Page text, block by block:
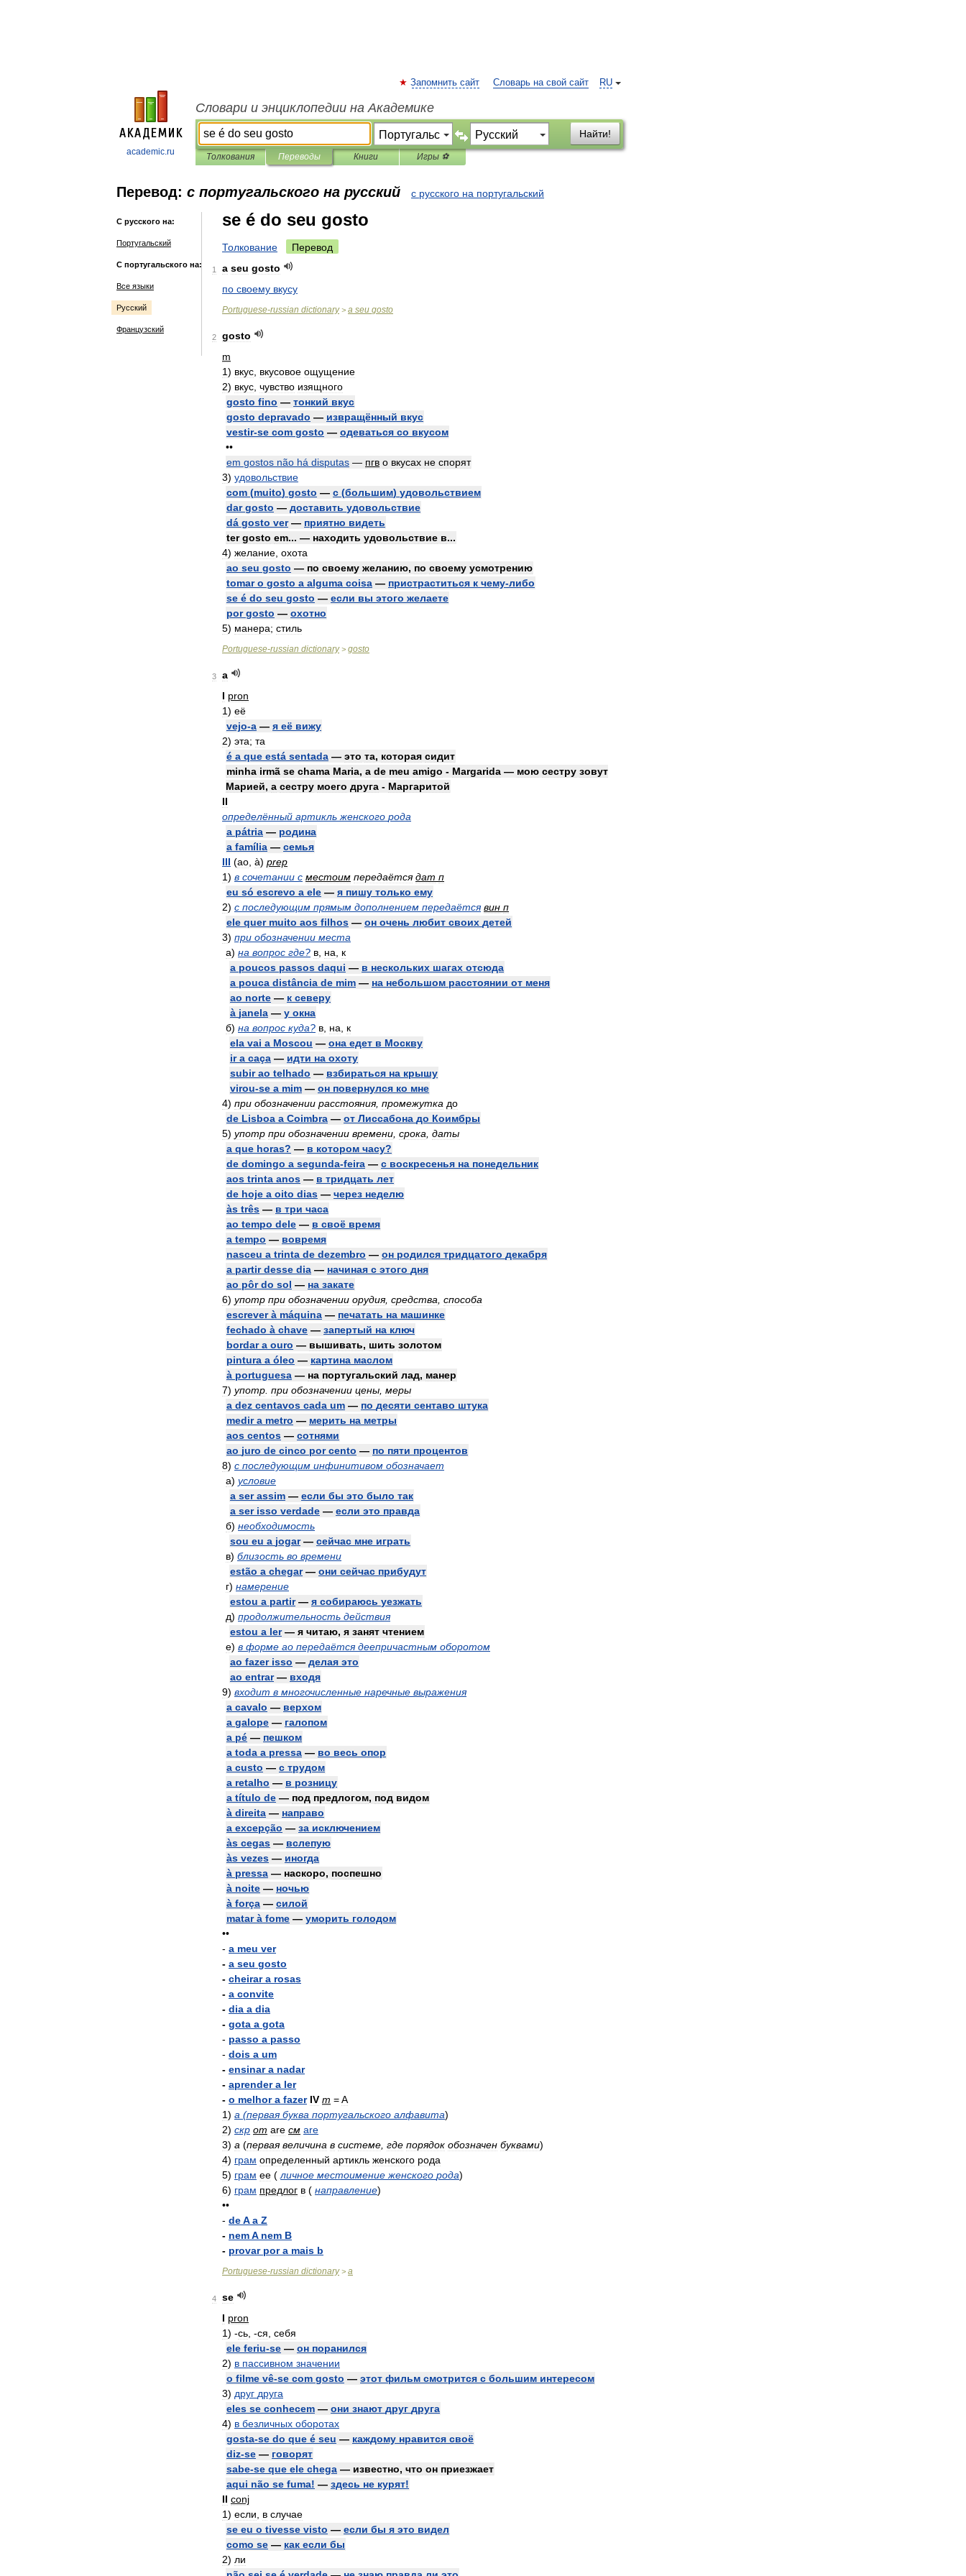
academic.ru
RU
Запомнить сайт Словарь на свой сайт
Словари и энциклопедии на Академике
Найти!
Толкования Переводы Книги Игры ⚽
Перевод: с португальского на русский с русского на португальский
С русского на:
Португальский
С португальского на:
Все языки
Русский
Французский
se é do seu gosto
Толкование Перевод
1 a seu gosto
по своему вкусу
Portuguese-russian dictionary> a seu gosto
2
gosto
m
1) вкус вкусовое ощущение
2) вкус чувство изящного
gosto fino — тонкий вкус
gosto depravado — извращённый вкус
vestir-se com gosto — одеваться со вкусом
••
em gostos não há disputas — пгв о вкусах не спорят
3) удовольствие
com (muito) gosto — с (большим) удовольствием
dar gosto — доставить удовольствие
dá gosto ver— приятно видеть
ter gosto em... — находить удовольствие в...
4) желание охота
ao seu gosto — по своему желанию, по своему усмотрению
tomar o gosto a alguma coisa — пристраститься к чему-либо
se é do seu gosto — если вы этого желаете
por gosto — охотно
5) манера; стиль
Portuguese-russian dictionary> gosto
3
a
I pron
1) её
vejo-a — я её вижу
2) эта; та
é a que está sentada — это та, которая сидит
minha irmã se chama Maria, a de meu amigo - Margarida — мою сестру зовут
Марией, а сестру моего друга - Маргаритой
II
определённый артикль женского рода
a pátria — родина
a família — семья
III (ao à) prep
1) в сочетании с местоим передаётся дат п
eu só escrevo a ele — я пишу только ему
2) с последующим прямым дополнением передаётся вин п
ele quer muito aos filhos — он очень любит своих детей
3) при обозначении места
а) на вопрос где? в на
к
a poucos passos daqui — в нескольких шагах отсюда
a pouca distância de mim — на небольшом расстоянии от меня
ao norte — к северу
à janela — у окна
б) на вопрос куда? в на
к
ela vai a Moscou — она едет в Москву
ir a caça — идти на охоту
subir ao telhado — взбираться на крышу
virou-se a mim — он повернулся ко мне
4) при обозначении расстояния, промежутка до
de Lisboa a Coimbra — от Лиссабона до Коимбры
5) употр при обозначении времени срока даты
a que horas? — в котором часу?
de domingo a segunda-feira — с воскресенья на понедельник
aos trinta anos — в тридцать лет
de hoje a oito dias — через неделю
às três — в три часа
ao tempo dele — в своё время
a tempo — вовремя
nasceu a trinta de dezembro — он родился тридцатого декабря
a partir desse dia — начиная с этого дня
ao pôr do sol — на закате
6) употр при обозначении орудия, средства способа
escrever à máquina — печатать на машинке
fechado à chave — запертый на ключ
bordar a ouro — вышивать, шить золотом
pintura a óleo — картина маслом
à portuguesa — на португальский лад, манер
7) употр при обозначении цены меры
a dez centavos cada um — по десяти сентаво штука
medir a metro — мерить на метры
aos centos — сотнями
ao juro de cinco por cento — по пяти процентов
8) с последующим инфинитивом обозначает
а) условие
a ser assim — если бы это было так
a ser isso verdade — если это правда
б) необходимость
sou eu a jogar— сейчас мне играть
в) близость во времени
estão a chegar— они сейчас прибудут
г) намерение
estou a partir— я собираюсь уезжать
д) продолжительность действия
estou a ler— я читаю, я занят чтением
е) в форме ao передаётся деепричастным оборотом
ao fazer isso — делая это
ao entrar— входя
9) входит в многочисленные наречные выражения
a cavalo — верхом
a galope — галопом
a pé — пешком
a toda a pressa — во весь опор
a custo — с трудом
a retalho — в розницу
a título de — под предлогом, под видом
à direita — направо
a excepção — за исключением
às cegas — вслепую
às vezes — иногда
à pressa — наскоро, поспешно
à noite — ночью
à força — силой
matar à fome — уморить голодом
••
- a meu ver
- a seu gosto
- cheirar a rosas
- a convite
- dia a dia
- gota a gota
- passo a passo
- dois a um
- ensinar a nadar
- aprender a ler
- o melhor a fazer IV m =A
1) a (первая буква португальского алфавита)
2) скр от are см are
3) a (первая величина в системе где порядок обозначен буквами)
4) грам определенный артикль женского рода
5) грам ее ( личное местоимение женского рода)
6) грам предлог в ( направление)
••
- deA a Z
- nemA nem B
- provar por a mais b
Portuguese-russian dictionary> a
4
se
I pron
1) -сь , -ся себя
ele feriu-se — он поранился
2) в пассивном значении
o filme vê-se com gosto — этот фильм смотрится с большим интересом
3) друг друга
eles se conhecem — они знают друг друга
4) в безличных оборотах
gosta-se do que é seu — каждому нравится своё
diz-se — говорят
sabe-se que ele chega — известно, что он приезжает
aqui não se fuma! — здесь не курят!
II conj
1) если в случае
se eu o tivesse visto — если бы я это видел
como se — как если бы
2) ли